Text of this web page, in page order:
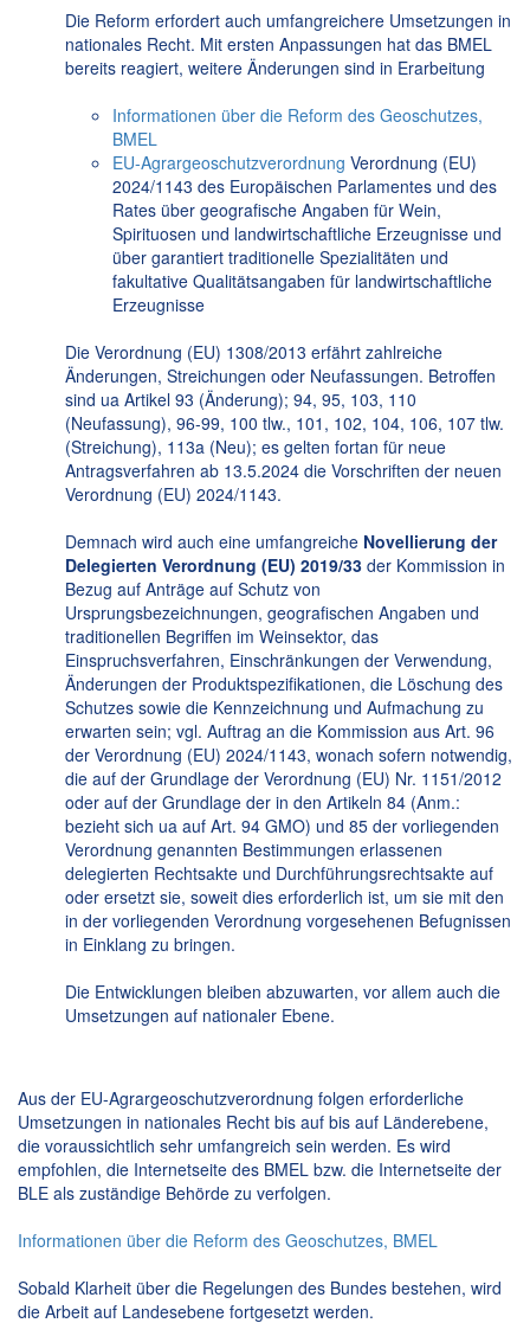
Die Reform erfordert auch umfangreichere Umsetzungen in
nationales Recht. Mit ersten Anpassungen hat das BMEL
bereits reagiert, weitere Änderungen sind in Erarbeitung
Informationen über die Reform des Geoschutzes,
BMEL
EU-Agrargeoschutzverordnung Verordnung (EU)
2024/1143 des Europäischen Parlamentes und des
Rates über geografische Angaben für Wein,
Spirituosen und landwirtschaftliche Erzeugnisse und
über garantiert traditionelle Spezialitäten und
fakultative Qualitätsangaben für landwirtschaftliche
Erzeugnisse
Die Verordnung (EU) 1308/2013 erfährt zahlreiche
Änderungen, Streichungen oder Neufassungen. Betroffen
sind ua Artikel 93 (Änderung); 94, 95, 103, 110
(Neufassung), 96-99, 100 tlw., 101, 102, 104, 106, 107 tlw.
(Streichung), 113a (Neu); es gelten fortan für neue
Antragsverfahren ab 13.5.2024 die Vorschriften der neuen
Verordnung (EU) 2024/1143.
Demnach wird auch eine umfangreiche Novellierung der
Delegierten Verordnung (EU) 2019/33 der Kommission in
Bezug auf Anträge auf Schutz von
Ursprungsbezeichnungen, geografischen Angaben und
traditionellen Begriffen im Weinsektor, das
Einspruchsverfahren, Einschränkungen der Verwendung,
Änderungen der Produktspezifikationen, die Löschung des
Schutzes sowie die Kennzeichnung und Aufmachung zu
erwarten sein; vgl. Auftrag an die Kommission aus Art. 96
der Verordnung (EU) 2024/1143, wonach sofern notwendig,
die auf der Grundlage der Verordnung (EU) Nr. 1151/2012
oder auf der Grundlage der in den Artikeln 84 (Anm.:
bezieht sich ua auf Art. 94 GMO) und 85 der vorliegenden
Verordnung genannten Bestimmungen erlassenen
delegierten Rechtsakte und Durchführungsrechtsakte auf
oder ersetzt sie, soweit dies erforderlich ist, um sie mit den
in der vorliegenden Verordnung vorgesehenen Befugnissen
in Einklang zu bringen.
Die Entwicklungen bleiben abzuwarten, vor allem auch die
Umsetzungen auf nationaler Ebene.
Aus der EU-Agrargeoschutzverordnung folgen erforderliche
Umsetzungen in nationales Recht bis auf bis auf Länderebene,
die voraussichtlich sehr umfangreich sein werden. Es wird
empfohlen, die Internetseite des BMEL bzw. die Internetseite der
BLE als zuständige Behörde zu verfolgen.
Informationen über die Reform des Geoschutzes, BMEL
Sobald Klarheit über die Regelungen des Bundes bestehen, wird
die Arbeit auf Landesebene fortgesetzt werden.